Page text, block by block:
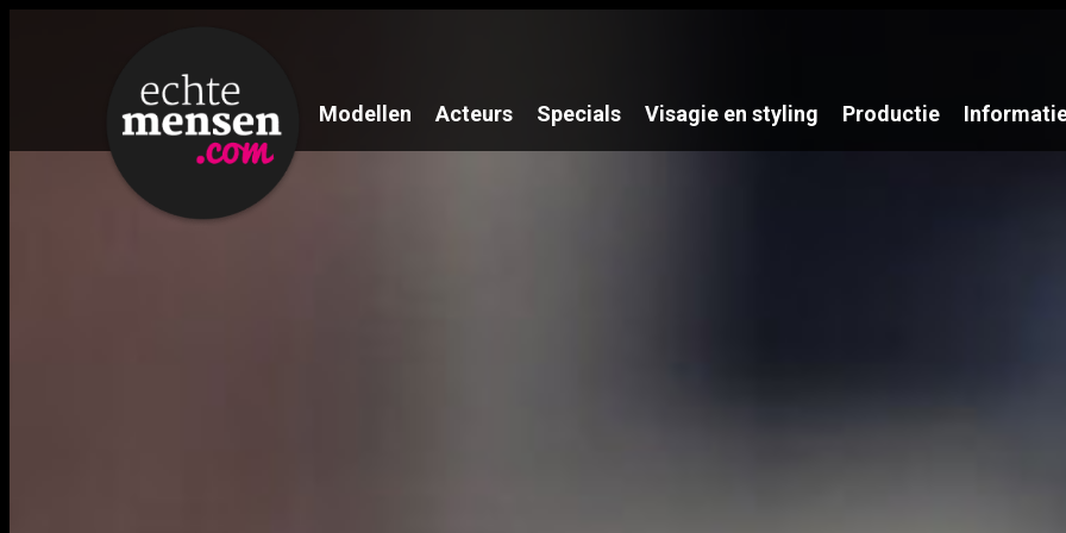
Modellen Acteurs Specials Visagie en styling Productie